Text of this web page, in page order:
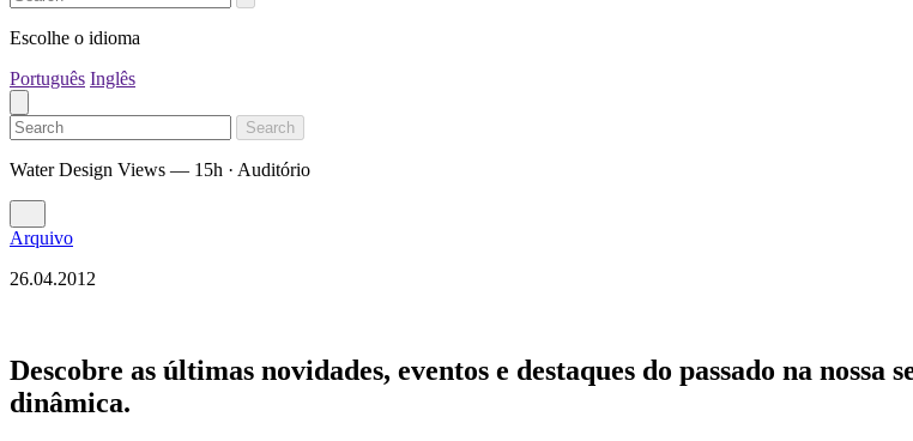
Escolhe o idioma
Português Inglês
Search
Water Design Views — 15h · Auditório
Arquivo
26.04.2012
Descobre as últimas novidades, eventos e destaques do passado na nossa
dinâmica.